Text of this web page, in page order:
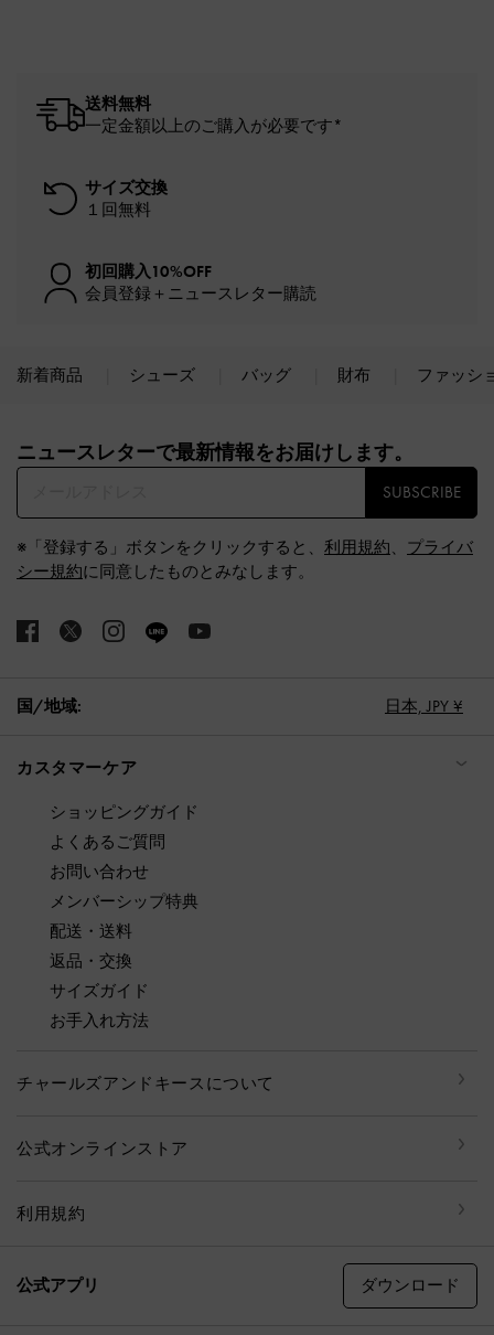
送料無料
一定金額以上のご購入が必要です*
サイズ交換
１回無料
初回購入10%OFF
会員登録＋ニュースレター購読
新着商品 シューズ バッグ 財布 ファッシ
ニュースレターで最新情報をお届けします。​
SUBSCRIBE
※「登録する」ボタンをクリックすると、 利用規約、 プライバ
シー規約に同意したものとみなします。
国/地域: 日本, JPY ¥
カスタマーケア
ショッピングガイド
よくあるご質問
お問い合わせ
メンバーシップ特典
配送・送料
返品・交換
サイズガイド
お手入れ方法
チャールズアンドキースについて
公式オンラインストア
利用規約
公式アプリ ダウンロード